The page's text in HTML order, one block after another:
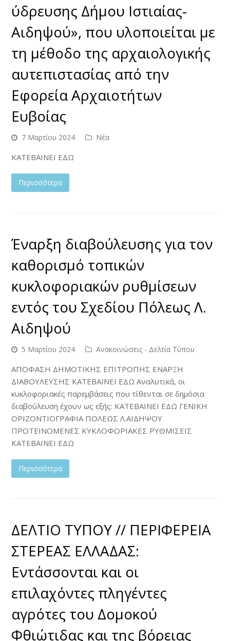
ύδρευσης Δήμου Ιστιαίας-
Αιδηψού», που υλοποιείται με
τη μέθοδο της αρχαιολογικής
αυτεπιστασίας από την
Εφορεία Αρχαιοτήτων
Ευβοίας
7 Μαρτίου 2024 Νέα
ΚΑΤΕΒΑΙΝΕΙ ΕΔΩ
Περισσότερα
Έναρξη διαβούλευσης για τον
καθορισμό τοπικών
κυκλοφοριακών ρυθμίσεων
εντός του Σχεδίου Πόλεως Λ.
Αιδηψού
5 Μαρτίου 2024 Ανακοινώσεις - Δελτία Τύπου
ΑΠΟΦΑΣΗ ΔΗΜΟΤΙΚΗΣ ΕΠΙΤΡΟΠΗΣ ΕΝΑΡΞΗ
ΔΙΑΒΟΥΛΕΥΣΗΣ KATEBAINEI ΕΔΩ Αναλυτικά, οι
κυκλοφοριακές παρεμβάσεις που τίθενται σε δημόσια
διαβούλευση έχουν ως εξής: KATEBAINEI ΕΔΩ ΓΕΝΙΚΗ
ΟΡΙΖΟΝΤΙΟΓΡΑΦΙΑ ΠΟΛΕΩΣ Λ.ΑΙΔΗΨΟΥ
ΠΡΟΤΕΙΝΟΜΕΝΕΣ ΚΥΚΛΟΦΟΡΙΑΚΕΣ ΡΥΘΜΙΣΕΙΣ
KATEBAINEI ΕΔΩ
Περισσότερα
ΔΕΛΤΙΟ ΤΥΠΟΥ // ΠΕΡΙΦΕΡΕΙΑ
ΣΤΕΡΕΑΣ ΕΛΛΑΔΑΣ:
Εντάσσονται και οι
επιλαχόντες πληγέντες
αγρότες του Δομοκού
Φθιώτιδας και της βόρειας